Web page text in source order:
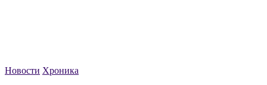
Новости Хроника